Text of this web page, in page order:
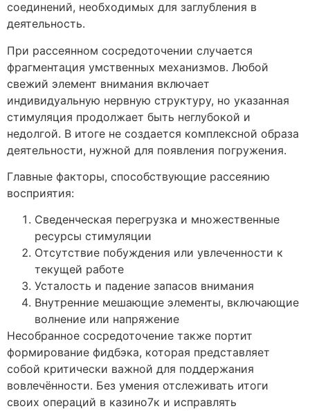
соединений, необходимых для заглубления в
деятельность.
При рассеянном сосредоточении случается
фрагментация умственных механизмов. Любой
свежий элемент внимания включает
индивидуальную нервную структуру, но указанная
стимуляция продолжает быть неглубокой и
недолгой. В итоге не создается комплексной образа
деятельности, нужной для появления погружения.
Главные факторы, способствующие рассеянию
восприятия:
Сведенческая перегрузка и множественные
ресурсы стимуляции
Отсутствие побуждения или увлеченности к
текущей работе
Усталость и падение запасов внимания
Внутренние мешающие элементы, включающие
волнение или напряжение
Несобранное сосредоточение также портит
формирование фидбэка, которая представляет
собой критически важной для поддержания
вовлечённости. Без умения отслеживать итоги
своих операций в казино7к и исправлять